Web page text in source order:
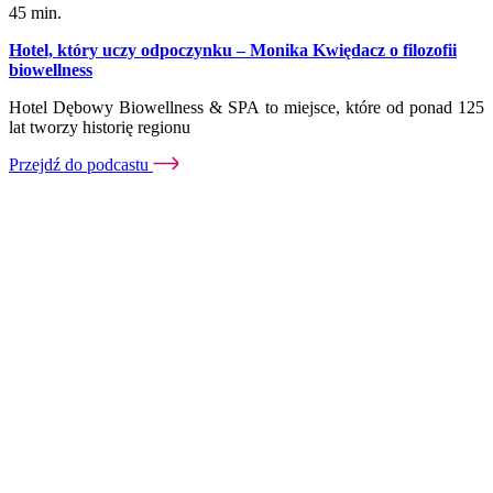
45 min.
Hotel, który uczy odpoczynku – Monika Kwiędacz o filozofii
biowellness
Hotel Dębowy Biowellness & SPA to miejsce, które od ponad 125
lat tworzy historię regionu
Przejdź do podcastu